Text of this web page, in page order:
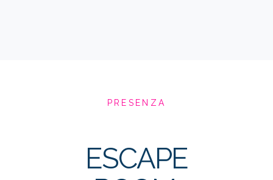
PRESENZA
ESCAPE